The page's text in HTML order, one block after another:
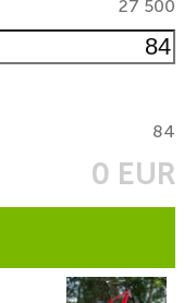
27 500
84
0 EUR